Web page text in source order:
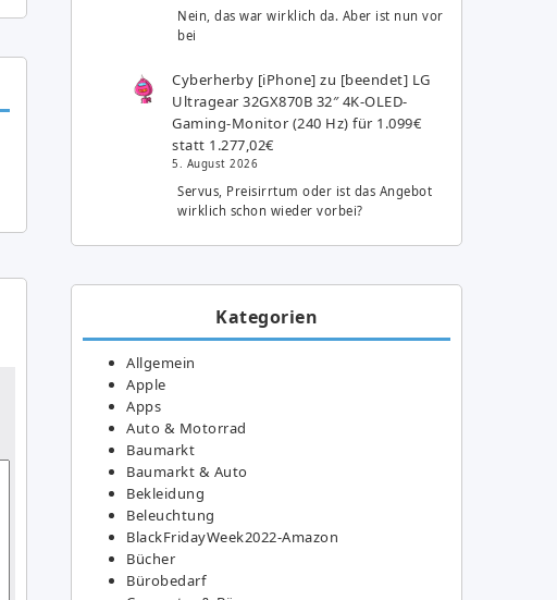
Nein, das war wirklich da. Aber ist nun vor
bei
Cyberherby [iPhone] zu [beendet] LG
Ultragear 32GX870B 32″ 4K-OLED-
Gaming-Monitor (240 Hz) für 1.099€
statt 1.277,02€
5. August 2026
Servus, Preisirrtum oder ist das Angebot
wirklich schon wieder vorbei?
Kategorien
Allgemein
Apple
Apps
Auto & Motorrad
Baumarkt
Baumarkt & Auto
Bekleidung
Beleuchtung
BlackFridayWeek2022-Amazon
Bücher
Bürobedarf